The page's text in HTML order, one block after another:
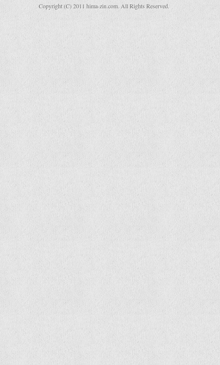
Copyright (C) 2011 hima-zin.com. All Rights Reserved.